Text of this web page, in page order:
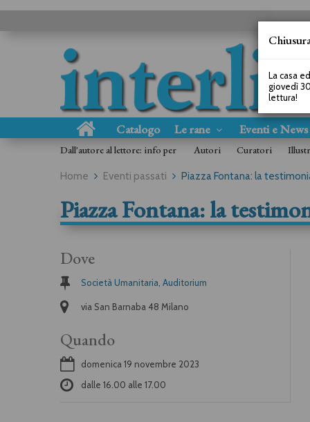
Catalogo Le rane Eventi e News
Dall'autore al lettore: info per Autori Curatori
Home Eventi passati Piazza Fontana: la
Piazza Fontana: la
Dove
Società Umanitaria, Auditorium
via San Barnaba 48 Milano
Quando
domenica 19 novembre 2023
dalle 16.00 alle 17.00
La casa
giovedì
lettura!